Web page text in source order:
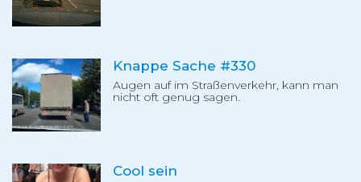
Knappe Sache #330
Augen auf im Straßenverkehr, kann man
nicht oft genug sagen.
Cool sein